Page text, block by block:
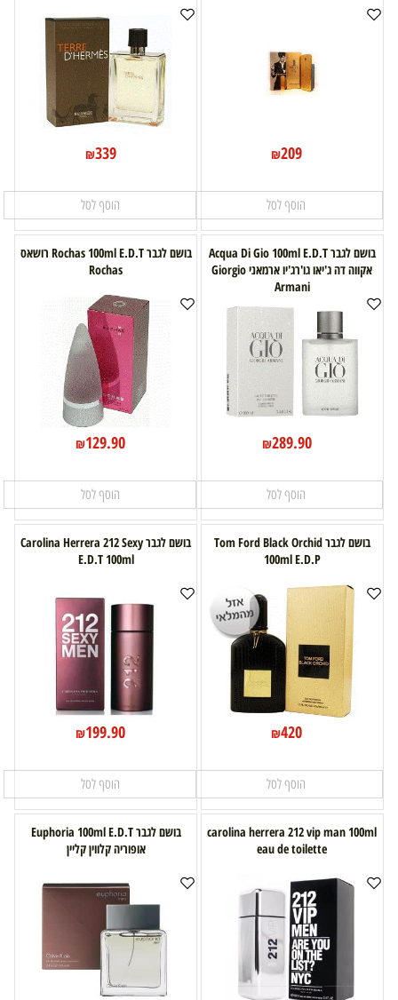
₪209
הוסף לסל
₪339
הוסף לסל
בושם לגבר Acqua Di Gio 100ml E.D.T
אקווה דה ג'יאו גו'רג'יו ארמאני Giorgio
Armani
₪289.90
הוסף לסל
בושם לגבר Rochas 100ml E.D.T רושאס
Rochas
₪129.90
הוסף לסל
בושם לגבר Tom Ford Black Orchid
100ml E.D.P
₪420
הוסף לסל
בושם לגבר Carolina Herrera 212 Sexy
E.D.T 100ml
₪199.90
הוסף לסל
carolina herrera 212 vip man 100ml
eau de toilette
בושם לגבר Euphoria 100ml E.D.T
אופוריה קלווין קליין